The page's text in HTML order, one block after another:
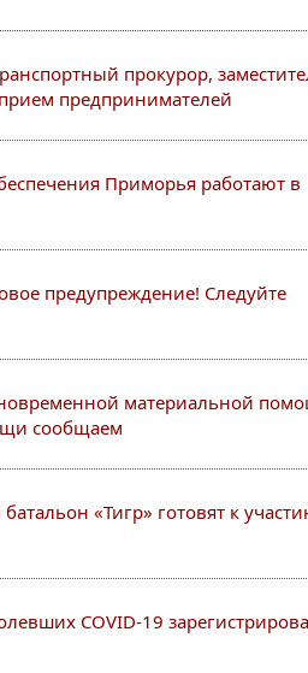
прокурор,
предпринимателей
Приморья работают в
предупреждение! Следуйте
материальной
сообщаем
«Тигр» готовят к
COVID-19